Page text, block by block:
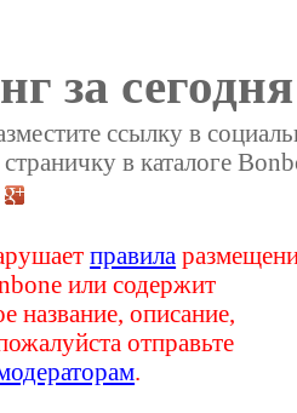
за
ссылку в
страничку в каталоге
правила
или содержит
название, описание,
отправьте